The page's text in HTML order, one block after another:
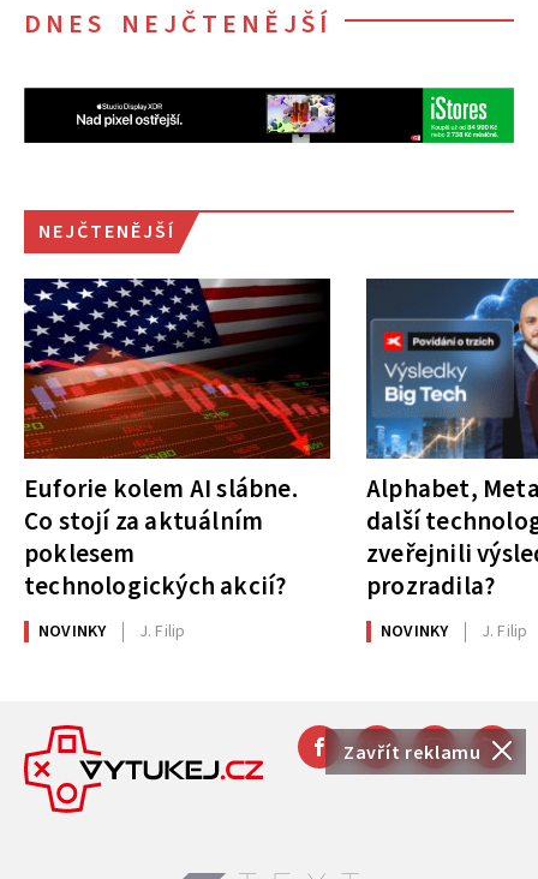
Zavřít reklamu
DNES NEJČTENĚJŠÍ
NEJČTENĚJŠÍ
Euforie kolem AI slábne.
Co stojí za aktuálním
poklesem
technologických akcií?
NOVINKY J. Filip
Alphabet,
další
zveřejnili
prozradila?
NOVINKY J. Filip